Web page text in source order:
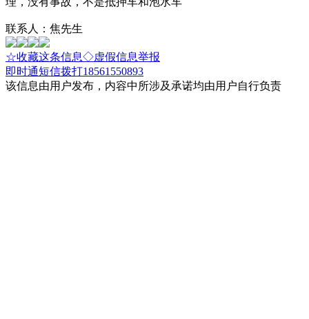
联系人：焦先生
☆收藏这条信息◇虚假信息举报
即时通短信拨打18561550893
该信息由用户发布，内容中所涉及承诺均由用户自行负责